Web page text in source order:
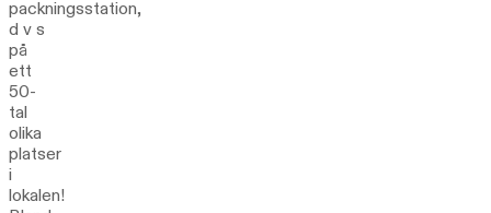
packningsstation,
d v s
på
ett
50-
tal
olika
platser
i
lokalen!